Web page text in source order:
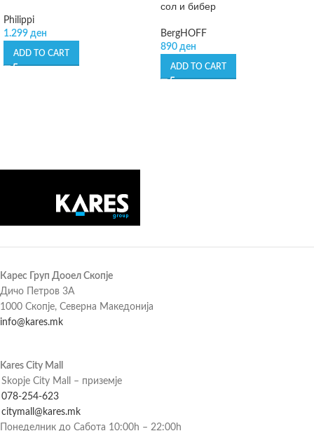
Philippi
1.299 ден
ADD TO CART
сол и бибер
BergHOFF
890 ден
ADD TO CART
Карес Груп Дооел Скопје
Дичо Петров 3А
1000 Скопје, Северна Македонија
info@kares.mk
Kares City Mall
Skopje City Mall – приземје
078-254-623
citymall@kares.mk
Понеделник до Сабота 10:00h – 22:00h